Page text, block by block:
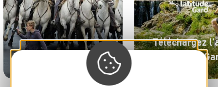
Les Fêtes dans le Gard
Téléchargez
"Latitude